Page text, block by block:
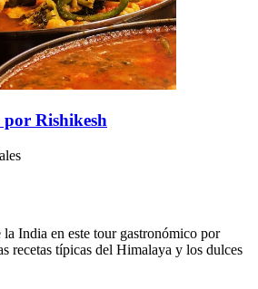
Rishikesh
India en este tour gastronómico por
recetas típicas del Himalaya y los dulces